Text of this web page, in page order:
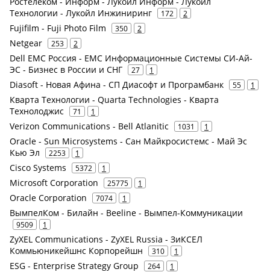
Технологии - Лукойл Инжиниринг
172 2
Fujifilm - Fuji Photo Film 350 2
Netgear 253 2
Dell EMC Россия - ЕМС Информационные Системы СИ-Ай-
ЭС - Бизнес в России и СНГ
27 1
Diasoft - Новая Афина - СП Диасофт и Програмбанк 55 1
Кварта Технологии - Quarta Technologies - Кварта
Технолоджис
71 1
Verizon Communications - Bell Atlanitic 1031 1
Oracle - Sun Microsystems - Сан Майкросистемс - Май Эс
Кью Эл
2253 1
Cisco Systems 5372 1
Microsoft Corporation 25775 1
Oracle Corporation 7074 1
ВымпелКом - Билайн - Beeline - Вымпел-Коммуникации
9509 1
ZyXEL Communications - ZyXEL Russia - ЗиКСЕЛ
Коммьюникейшнс Корпорейшн
310 1
ESG - Enterprise Strategy Group 264 1